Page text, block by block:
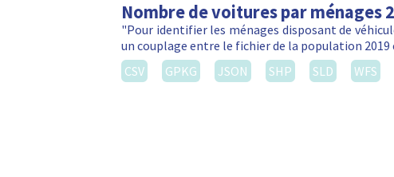
Nombre de voitures par ménages
"Pour identifier les ménages disposant de
un couplage entre le fichier de la population 2019
CSV
GPKG JSON SHP SLD WFS